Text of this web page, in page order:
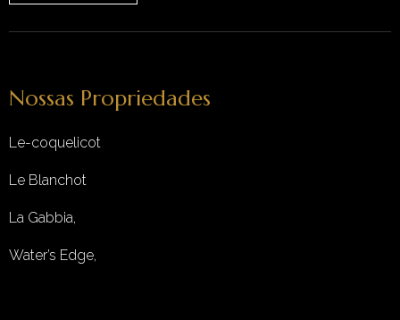
Nossas Propriedades
Le-coquelicot
Le Blanchot
La Gabbia,
Water’s Edge,